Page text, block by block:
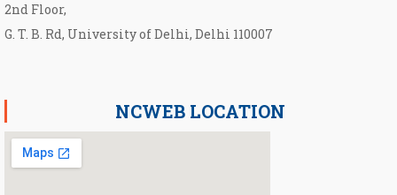
2nd Floor,
G. T. B. Rd, University of Delhi, Delhi 110007
NCWEB LOCATION